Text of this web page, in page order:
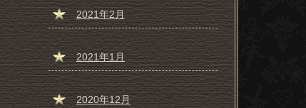
2021年2月
2021年1月
2020年12月